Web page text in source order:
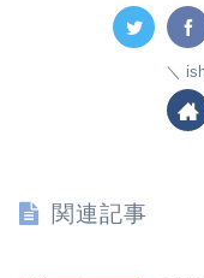
関連記事